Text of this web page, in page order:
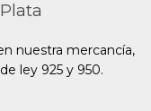
nuestra mercancía,
ley 925 y 950.